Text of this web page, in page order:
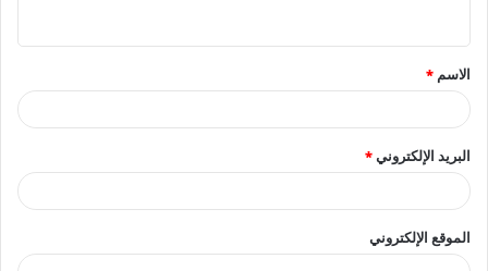
ق
*
الاسم *
البريد الإلكتروني*
الموقع الإلكتروني